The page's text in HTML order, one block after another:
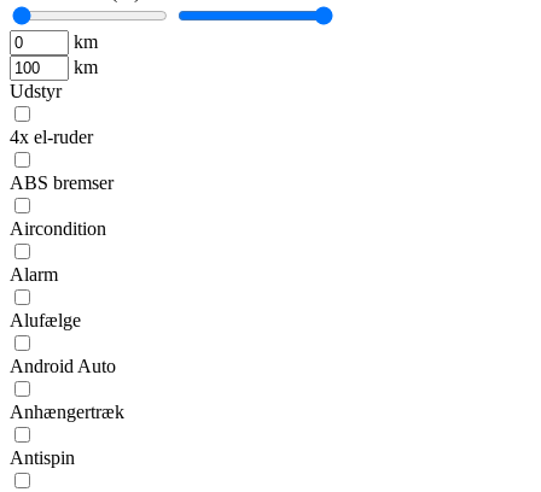
km
km
Udstyr
4x el-ruder
ABS bremser
Aircondition
Alarm
Alufælge
Android Auto
Anhængertræk
Antispin